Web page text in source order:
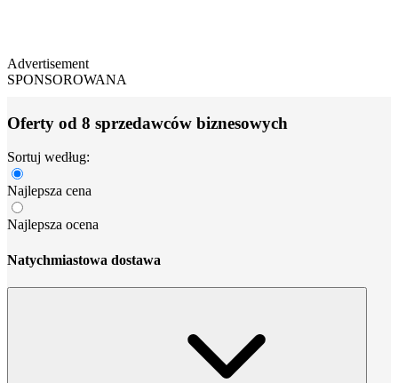
Advertisement
SPONSOROWANA
Oferty od 8 sprzedawców biznesowych
Sortuj według:
Najlepsza cena
Najlepsza ocena
Natychmiastowa dostawa